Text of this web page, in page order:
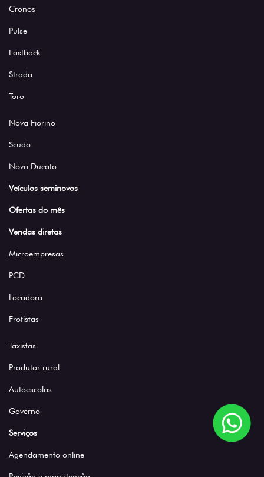
Cronos
Pulse
Fastback
Strada
Toro
Nova Fiorino
Scudo
Novo Ducato
Veículos seminovos
Ofertas do mês
Vendas diretas
Microempresas
PCD
Locadora
Frotistas
Taxistas
Produtor rural
Autoescolas
Governo
Serviços
Agendamento online